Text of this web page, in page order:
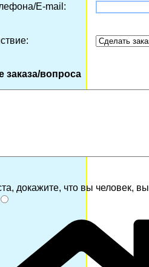
Е-mail:
заказа/вопроса
докажите, что вы человек,